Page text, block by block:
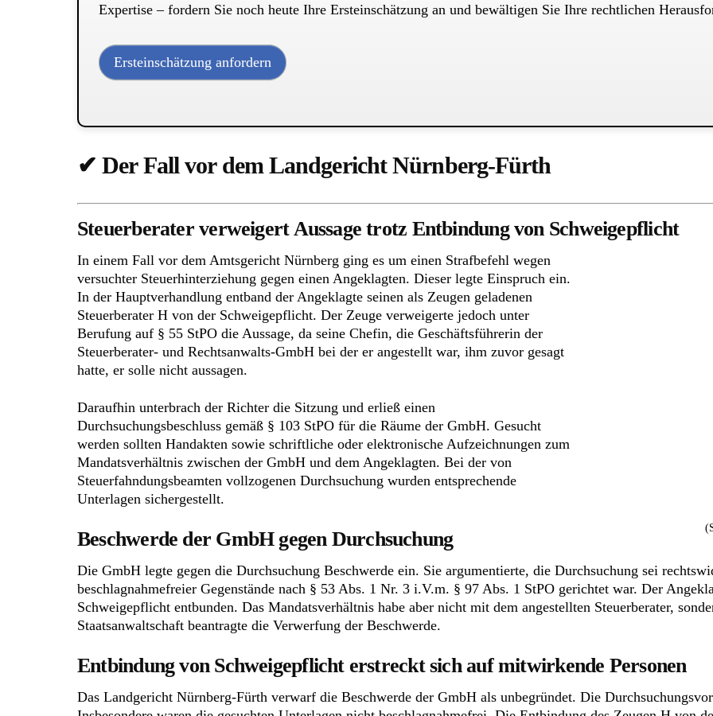
Expertise – fordern Sie noch heute Ihre Ersteinschätzung an und bewältigen Sie Ihre rechtlichen
Ersteinschätzung anfordern
✔ Der Fall vor dem Landgericht Nürnberg-Fürth
Steuerberater verweigert Aussage trotz Entbindung von Schweigepflicht
In einem Fall vor dem Amtsgericht Nürnberg ging es um einen Strafbefehl wegen
versuchter Steuerhinterziehung gegen einen Angeklagten. Dieser legte Einspruch ein.
In der Hauptverhandlung entband der Angeklagte seinen als Zeugen geladenen
Steuerberater H von der Schweigepflicht. Der Zeuge verweigerte jedoch unter
Berufung auf § 55 StPO die Aussage, da seine Chefin, die Geschäftsführerin der
Steuerberater- und Rechtsanwalts-GmbH bei der er angestellt war, ihm zuvor gesagt
hatte, er solle nicht aussagen.
Daraufhin unterbrach der Richter die Sitzung und erließ einen
Durchsuchungsbeschluss gemäß § 103 StPO für die Räume der GmbH. Gesucht
werden sollten Handakten sowie schriftliche oder elektronische Aufzeichnungen zum
Mandatsverhältnis zwischen der GmbH und dem Angeklagten. Bei der von
Steuerfahndungsbeamten vollzogenen Durchsuchung wurden entsprechende
Unterlagen sichergestellt.
Beschwerde der GmbH gegen Durchsuchung
Die GmbH legte gegen die Durchsuchung Beschwerde ein. Sie argumentierte, die Durchsuchung sei
beschlagnahmefreier Gegenstände nach § 53 Abs. 1 Nr. 3 i.V.m. § 97 Abs. 1 StPO gerichtet war. Der
Schweigepflicht entbunden. Das Mandatsverhältnis habe aber nicht mit dem angestellten Steuerberater,
Staatsanwaltschaft beantragte die Verwerfung der Beschwerde.
Entbindung von Schweigepflicht erstreckt sich auf mitwirkende Personen
Das Landgericht Nürnberg-Fürth verwarf die Beschwerde der GmbH als unbegründet. Die